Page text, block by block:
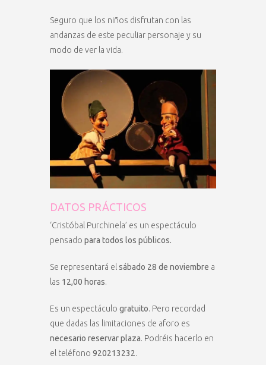
Seguro que los niños disfrutan con las
andanzas de este peculiar personaje y su
modo de ver la vida.
DATOS PRÁCTICOS
‘Cristóbal Purchinela’ es un espectáculo
pensado para todos los públicos.
Se representará el sábado 28 de noviembre a
las 12,00 horas.
Es un espectáculo gratuito. Pero recordad
que dadas las limitaciones de aforo es
necesario reservar plaza. Podréis hacerlo en
el teléfono 920213232.